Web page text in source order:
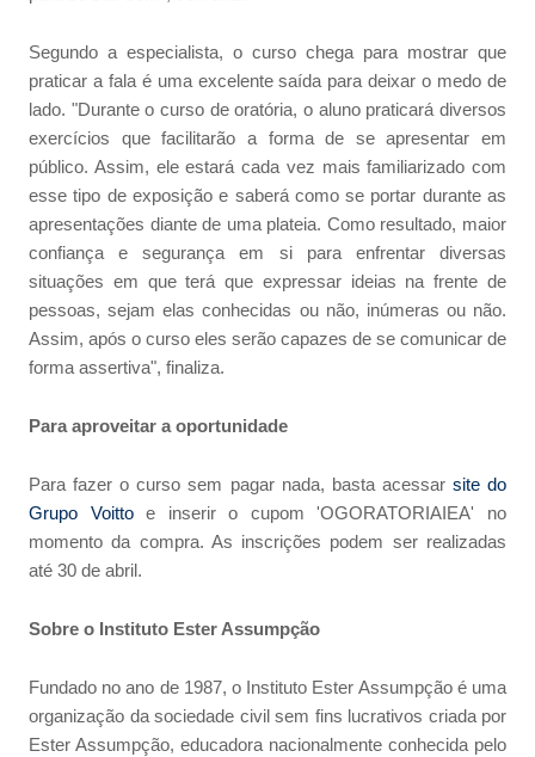
Segundo a especialista, o curso chega para mostrar que
praticar a fala é uma excelente saída para deixar o medo de
lado. "Durante o curso de oratória, o aluno praticará diversos
exercícios que facilitarão a forma de se apresentar em
público. Assim, ele estará cada vez mais familiarizado com
esse tipo de exposição e saberá como se portar durante as
apresentações diante de uma plateia. Como resultado, maior
confiança e segurança em si para enfrentar diversas
situações em que terá que expressar ideias na frente de
pessoas, sejam elas conhecidas ou não, inúmeras ou não.
Assim, após o curso eles serão capazes de se comunicar de
forma assertiva", finaliza.
Para aproveitar a oportunidade
Para fazer o curso sem pagar nada, basta acessar site do
Grupo Voittoe inserir o cupom 'OGORATORIAIEA' no
momento da compra. As inscrições podem ser realizadas
até 30 de abril.
Sobre o Instituto Ester Assumpção
Fundado no ano de 1987, o Instituto Ester Assumpção é uma
organização da sociedade civil sem fins lucrativos criada por
Ester Assumpção, educadora nacionalmente conhecida pelo